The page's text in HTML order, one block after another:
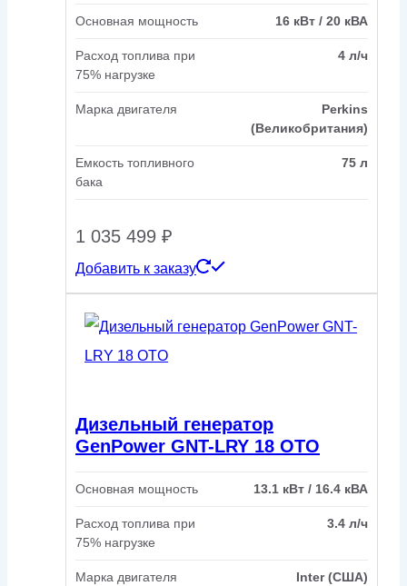
Основная мощность 16 кВт / 20 кВА
Расход топлива при
75% нагрузке
4 л/ч
Марка двигателя
Perkins
(Великобритания)
Емкость топливного
бака
75 л
1 035 499 ₽
Добавить к заказу
Дизельный генератор
GenPower GNT-LRY 18 OTO
Основная мощность 13.1 кВт / 16.4 кВА
Расход топлива при
75% нагрузке
3.4 л/ч
Марка двигателя Inter (США)